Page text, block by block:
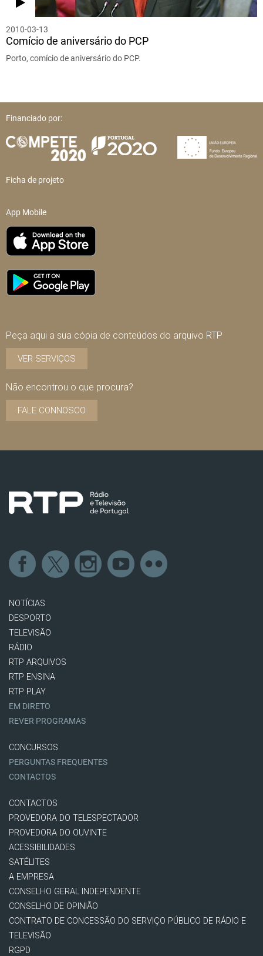
2010-03-13
Comício de aniversário do PCP
Porto, comício de aniversário do PCP.
Financiado por:
Ficha de projeto
App Mobile
Peça aqui a sua cópia de conteúdos do arquivo RTP
VER SERVIÇOS
Não encontrou o que procura?
FALE CONNOSCO
NOTÍCIAS
DESPORTO
TELEVISÃO
RÁDIO
RTP ARQUIVOS
RTP ENSINA
RTP PLAY
EM DIRETO
REVER PROGRAMAS
CONCURSOS
PERGUNTAS FREQUENTES
CONTACTOS
CONTACTOS
PROVEDORA DO TELESPECTADOR
PROVEDORA DO OUVINTE
ACESSIBILIDADES
SATÉLITES
A EMPRESA
CONSELHO GERAL INDEPENDENTE
CONSELHO DE OPINIÃO
CONTRATO DE CONCESSÃO DO SERVIÇO PÚBLICO DE RÁDIO E
TELEVISÃO
RGPD